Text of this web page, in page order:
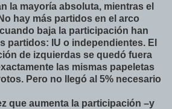
la mayoría absoluta, mientras el
hay más partidos en el arco
baja la participación han
partidos: IU o independientes. El
de izquierdas se quedó fuera
las mismas papeletas
Pero no llegó al 5% necesario
que aumenta la participación –y